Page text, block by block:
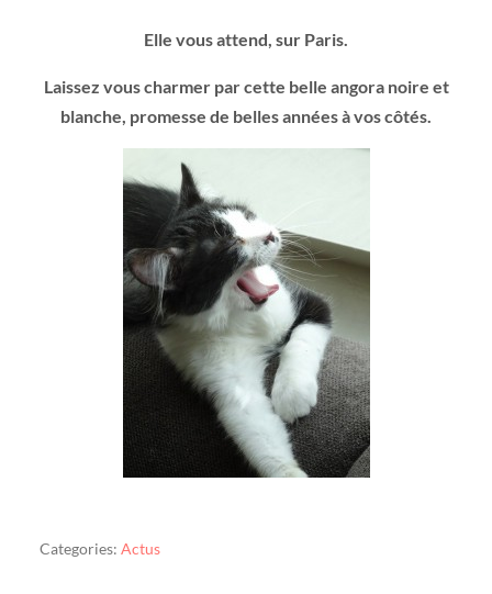
Elle vous attend, sur Paris.
Laissez vous charmer par cette belle angora noire et
blanche, promesse de belles années à vos côtés.
Categories: Actus